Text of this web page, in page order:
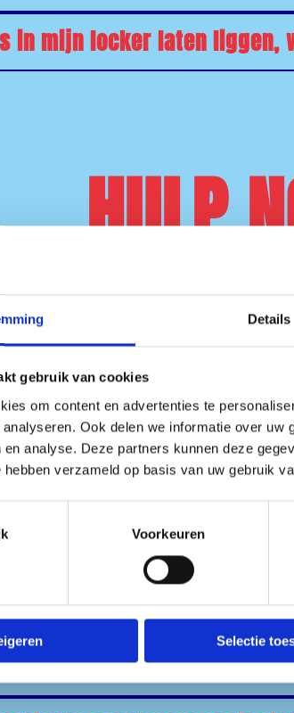
Details
gebruik van cookies
om content en advertenties te
Ook delen we informatie over
en analyse. Deze partners kunnen deze
verzameld op basis van uw gebruik
Voorkeuren
Selectie
in mijn locker laten liggen,
HULP
met de toegankelijkheid op
moment minder mobiel,
op Smeerboel festival
om ergens op
medicijnen of iets anders
naar Smeerboel festival?
speciaal dieet, kan ik
festival?